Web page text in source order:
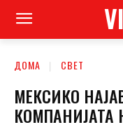
ДОМА СВЕТ
МЕКСИКО